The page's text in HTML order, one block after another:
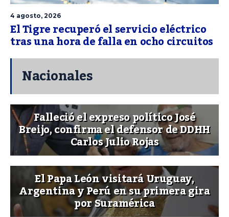
4 agosto, 2026
El Tigre recuperó el servicio eléctrico
tras una hora de falla en ocho circuitos
Nacionales
Falleció el expreso político José
Breijo, confirma el defensor de DDHH
Carlos Julio Rojas
El Papa León visitará Uruguay,
Argentina y Perú en su primera gira
por Suramérica